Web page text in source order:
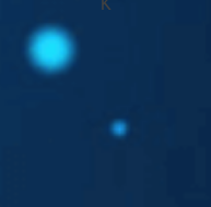
K